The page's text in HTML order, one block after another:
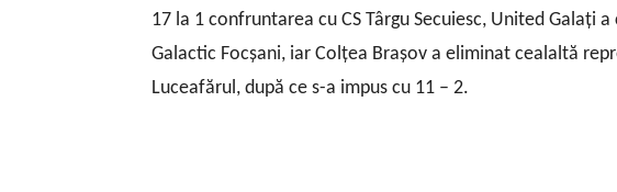
17 la 1 confruntarea cu CS Târgu Secuiesc, United Galaţi
Galactic Focşani, iar Colţea Braşov a eliminat cealaltă
Luceafărul, după ce s-a impus cu 11 – 2.